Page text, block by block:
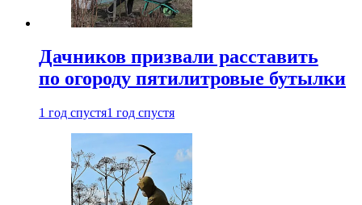
Дачников призвали расставить
по огороду пятилитровые бутылки
1 год спустя1 год спустя